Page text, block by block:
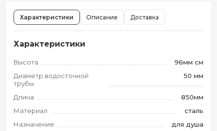
Характеристики Описание Доставка
Характеристики
Высота
96мм см
Диаметр водосточной
трубы
50 мм
Длина
850мм
Материал
сталь
Назначение
для душа